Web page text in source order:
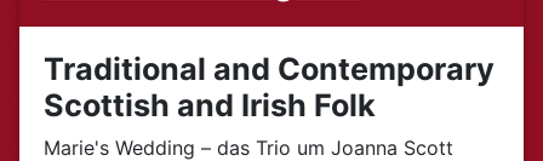
Traditional and Contemporary
Scottish and Irish Folk
Marie's Wedding – das Trio um Joanna Scott